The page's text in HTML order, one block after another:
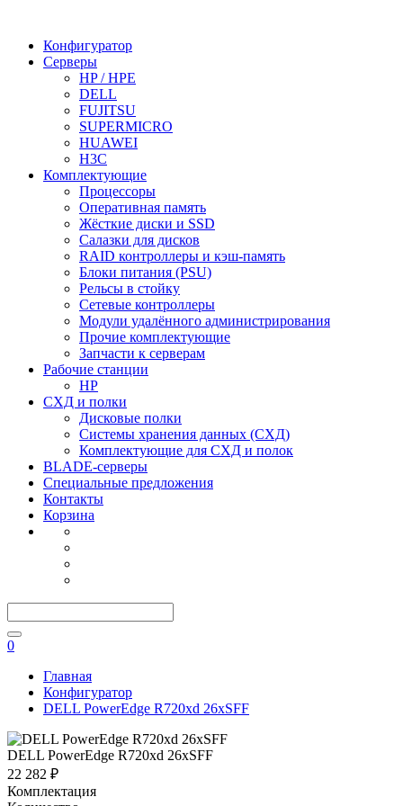
Конфигуратор
Серверы
HP / HPE
DELL
FUJITSU
SUPERMICRO
HUAWEI
H3C
Комплектующие
Процессоры
Оперативная память
Жёсткие диски и SSD
Салазки для дисков
RAID контроллеры и кэш-память
Блоки питания (PSU)
Рельсы в стойку
Сетевые контроллеры
Модули удалённого администрирования
Прочие комплектующие
Запчасти к серверам
Рабочие станции
HP
СХД и полки
Дисковые полки
Системы хранения данных (СХД)
Комплектующие для СХД и полок
BLADE-серверы
Специальные предложения
Контакты
Корзина
0
Главная
Конфигуратор
DELL PowerEdge R720xd 26xSFF
DELL PowerEdge R720xd 26xSFF
22 282 ₽
Комплектация